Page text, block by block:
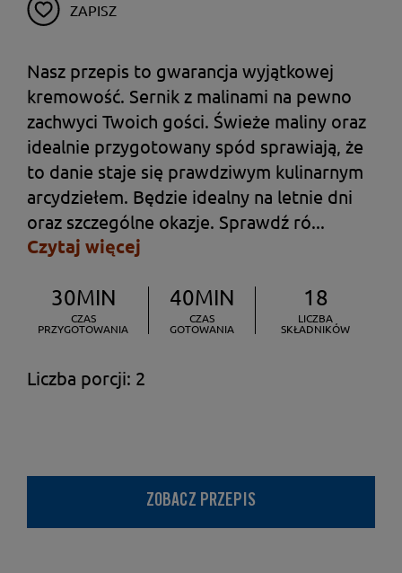
ZAPISZ
Nasz przepis to gwarancja wyjątkowej
kremowość. Sernik z malinami na pewno
zachwyci Twoich gości. Świeże maliny oraz
idealnie przygotowany spód sprawiają, że
to danie staje się prawdziwym kulinarnym
arcydziełem. Będzie idealny na letnie dni
oraz szczególne okazje. Sprawdź ró...
Czytaj więcej
30MIN
CZAS
PRZYGOTOWANIA
40MIN
CZAS
GOTOWANIA
18
LICZBA
SKŁADNIKÓW
Liczba porcji: 2
ZOBACZ PRZEPIS